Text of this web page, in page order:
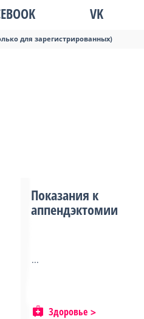
VK
для зарегистрированных)
Показания к
аппендэктомии
...
Здоровье